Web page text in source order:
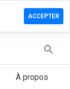
À propos
ACCEPTER